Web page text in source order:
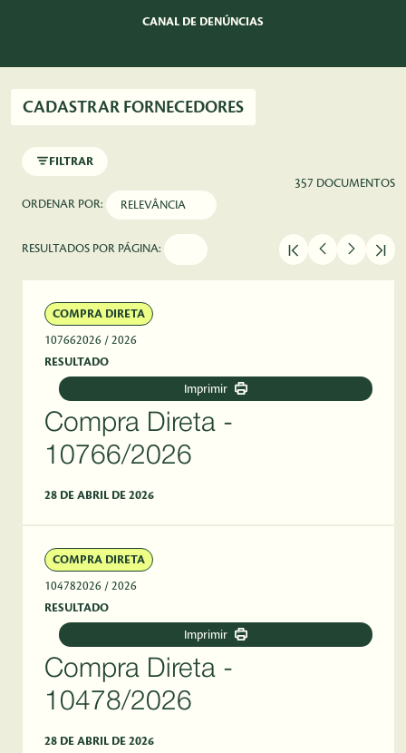
CANAL DE DENÚNCIAS
CADASTRAR FORNECEDORES
FILTRAR
357 DOCUMENTOS
ORDENAR POR:
RESULTADOS POR PÁGINA:
COMPRA DIRETA
107662026 / 2026
RESULTADO
Imprimir
Compra Direta -
10766/2026
28 DE ABRIL DE 2026
COMPRA DIRETA
104782026 / 2026
RESULTADO
Imprimir
Compra Direta -
10478/2026
28 DE ABRIL DE 2026